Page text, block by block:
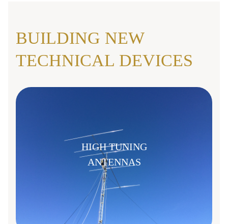
BUILDING NEW
TECHNICAL DEVICES
HIGH TUNING
ANTENNAS